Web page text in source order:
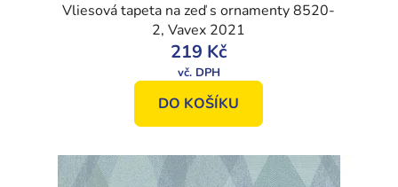
Vliesová tapeta na zeď s ornamenty 8520-
2, Vavex 2021
219 Kč
DO KOŠÍKU